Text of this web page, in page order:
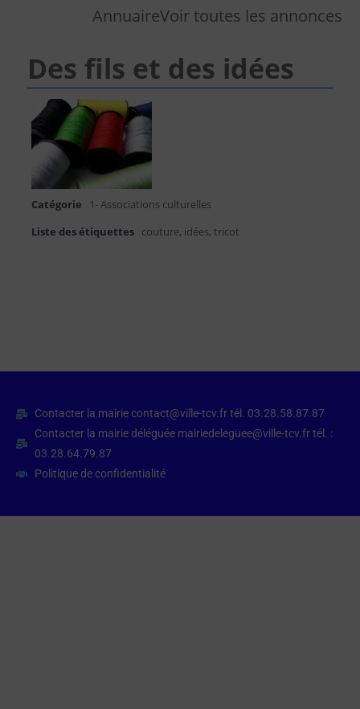
AnnuaireVoir toutes les annonces
Des fils et des idées
Catégorie
1- Associations culturelles
Liste des étiquettes couture, idées,tricot
Contacter la mairie contact@ville-tcv.fr tél. 03.28.58.87.87
Contacter la mairie déléguée mairiedeleguee@ville-tcv.fr tél. :
03.28.64.79.87
Politique de confidentialité